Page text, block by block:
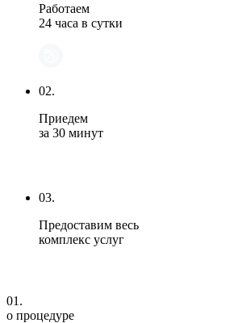
Работаем
24 часа в сутки
02.
Приедем
за 30 минут
03.
Предоставим весь
комплекс услуг
01.
о процедуре